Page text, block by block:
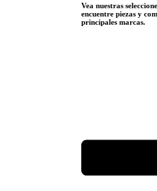
Vea nuestras
encuentre piezas y
principales marcas.